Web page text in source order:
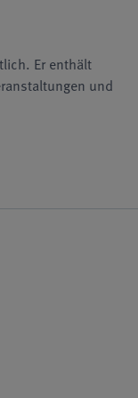
Er enthält
und